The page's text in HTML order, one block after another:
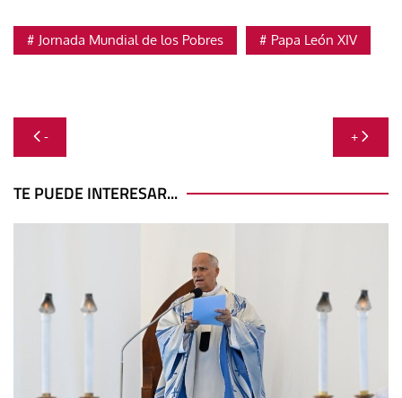
Jornada Mundial de los Pobres Papa León XIV
Navegación
de
entradas
- +
TE PUEDE INTERESAR...